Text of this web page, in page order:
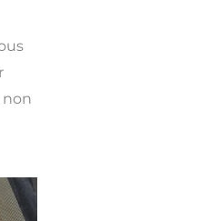
non